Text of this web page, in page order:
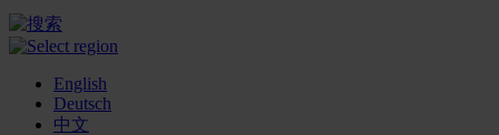
English
Deutsch
中文